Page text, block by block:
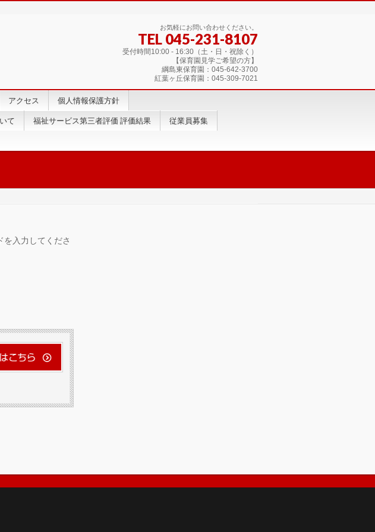
お気軽にお問い合わせください。
TEL 045-231-8107
受付時間10:00 - 16:30（土・日・祝除く）
【保育園見学ご希望の方】
綱島東保育園：045-642-3700
紅葉ヶ丘保育園：045-309-7021
アクセス 個人情報保護方針
て 福祉サービス第三者評価 評価結果 従業員募集
入力してくださ